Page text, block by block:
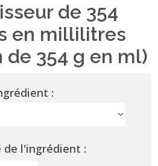
de 354
en millilitres
de 354 g en ml)
:
de l'ingrédient :